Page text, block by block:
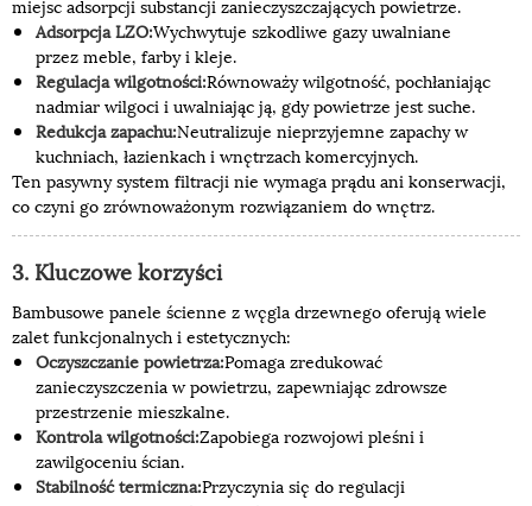
Adsorpcja LZO:Wychwytuje szkodliwe gazy uwalniane
przez meble, farby i kleje.
Regulacja wilgotności:Równoważy wilgotność, pochłaniając
nadmiar wilgoci i uwalniając ją, gdy powietrze jest suche.
Redukcja zapachu:Neutralizuje nieprzyjemne zapachy w
kuchniach, łazienkach i wnętrzach komercyjnych.
Ten pasywny system filtracji nie wymaga prądu ani konserwacji,
co czyni go zrównoważonym rozwiązaniem do wnętrz.
3. Kluczowe korzyści
Bambusowe panele ścienne z węgla drzewnego oferują wiele
zalet funkcjonalnych i estetycznych:
Oczyszczanie powietrza:Pomaga zredukować
zanieczyszczenia w powietrzu, zapewniając zdrowsze
przestrzenie mieszkalne.
Kontrola wilgotności:Zapobiega rozwojowi pleśni i
zawilgoceniu ścian.
Stabilność termiczna:Przyczynia się do regulacji